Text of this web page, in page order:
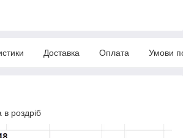
Доставка Оплата Умови
в роздріб